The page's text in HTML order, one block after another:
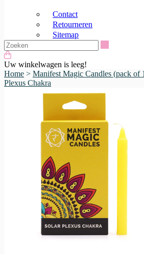
Contact
Retourneren
Sitemap
Uw winkelwagen is leeg!
Home > Manifest Magic Candles (pack of
Plexus Chakra